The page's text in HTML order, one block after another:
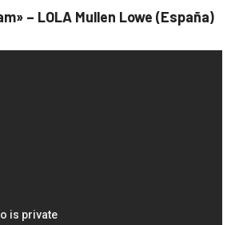
– LOLA Mullen Lowe (España)